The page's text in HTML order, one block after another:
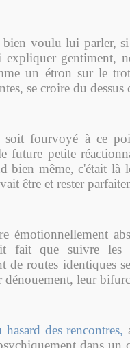
voulu lui parler,
gentiment,
un étron sur le
se croire du dessus
soit fourvoyé à ce
future petite
bien même, c'était là
être et rester
émotionnellement
fait que suivre les
de routes identiques
dénouement, leur
hasard des rencontres,
dans un